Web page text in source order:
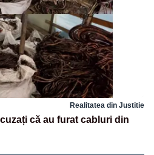
Realitatea din Justitie
că au furat cabluri din